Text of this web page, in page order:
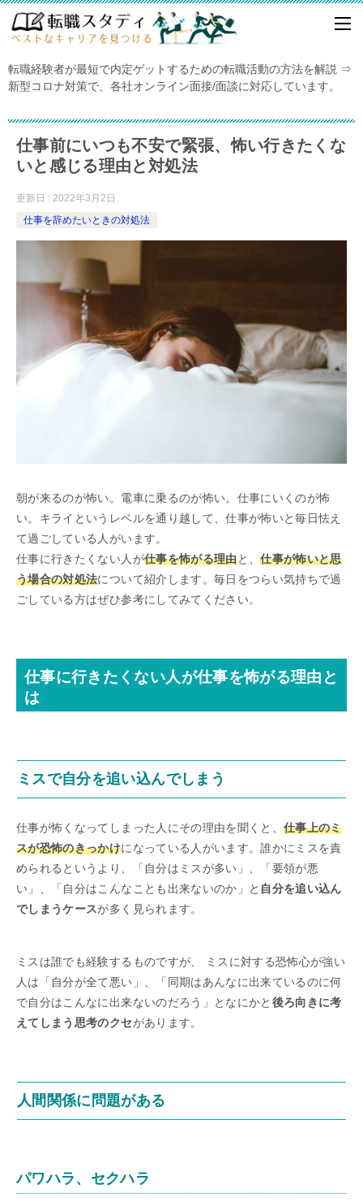
転職経験者が最短で内定ゲットするための転職活動の方法を解説 ⇒
新型コロナ対策で、各社オンライン面接/面談に対応しています。
仕事前にいつも不安で緊張、怖い行きたくな
いと感じる理由と対処法
更新日 : 2022年3月2日
仕事を辞めたいときの対処法
朝が来るのが怖い。電車に乗るのが怖い。仕事にいくのが怖
い。キライというレベルを通り越して、仕事が怖いと毎日怯え
て過ごしている人がいます。
仕事に行きたくない人が仕事を怖がる理由と、仕事が怖いと思
う場合の対処法について紹介します。毎日をつらい気持ちで過
ごしている方はぜひ参考にしてみてください。
仕事に行きたくない人が仕事を怖がる理由と
は
ミスで自分を追い込んでしまう
仕事が怖くなってしまった人にその理由を聞くと、仕事上のミ
スが恐怖のきっかけになっている人がいます。誰かにミスを責
められるというより、「自分はミスが多い」、「要領が悪
い」、「自分はこんなことも出来ないのか」と 自分を追い込ん
でしまうケースが多く見られます。
ミスは誰でも経験するものですが、 ミスに対する恐怖心が強い
人は「自分が全て悪い」、「同期はあんなに出来ているのに何
で自分はこんなに出来ないのだろう」となにかと 後ろ向きに考
えてしまう思考のクセがあります。
人間関係に問題がある
パワハラ、セクハラ